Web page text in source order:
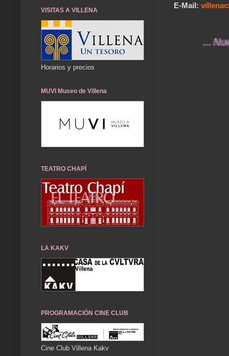
E-Mail:
... Nuestros
VISITAS A VILLENA
Horarios y precios
MUVI Museo de Villena
TEATRO CHAPÍ
LA KAKV
PROGRAMACIÓN CINE CLUB
Cine Club Villena Kakv